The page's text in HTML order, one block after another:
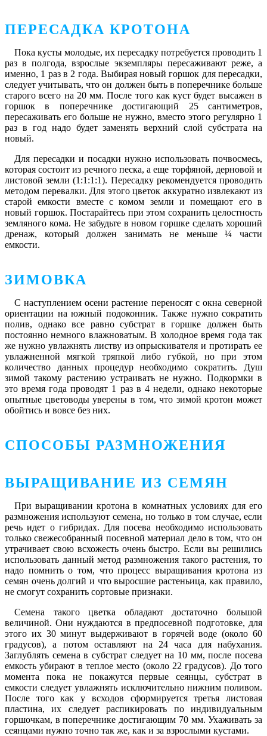
ПЕРЕСАДКА КРОТОНА
Пока кусты молодые, их пересадку потребуется проводить 1
раз в полгода, взрослые экземпляры пересаживают реже, а
именно, 1 раз в 2 года. Выбирая новый горшок для пересадки,
следует учитывать, что он должен быть в поперечнике больше
старого всего на 20 мм. После того как куст будет высажен в
горшок в поперечнике достигающий 25 сантиметров,
пересаживать его больше не нужно, вместо этого регулярно 1
раз в год надо будет заменять верхний слой субстрата на
новый.
Для пересадки и посадки нужно использовать почвосмесь,
которая состоит из речного песка, а еще торфяной, дерновой и
листовой земли (1:1:1:1). Пересадку рекомендуется проводить
методом перевалки. Для этого цветок аккуратно извлекают из
старой емкости вместе с комом земли и помещают его в
новый горшок. Постарайтесь при этом сохранить целостность
земляного кома. Не забудьте в новом горшке сделать хороший
дренаж, который должен занимать не меньше ¼ части
емкости.
ЗИМОВКА
С наступлением осени растение переносят с окна северной
ориентации на южный подоконник. Также нужно сократить
полив, однако все равно субстрат в горшке должен быть
постоянно немного влажноватым. В холодное время года так
же нужно увлажнять листву из опрыскивателя и протирать ее
увлажненной мягкой тряпкой либо губкой, но при этом
количество данных процедур необходимо сократить. Душ
зимой такому растению устраивать не нужно. Подкормки в
это время года проводят 1 раз в 4 недели, однако некоторые
опытные цветоводы уверены в том, что зимой кротон может
обойтись и вовсе без них.
СПОСОБЫ РАЗМНОЖЕНИЯ
ВЫРАЩИВАНИЕ ИЗ СЕМЯН
При выращивании кротона в комнатных условиях для его
размножения используют семена, но только в том случае, если
речь идет о гибридах. Для посева необходимо использовать
только свежесобранный посевной материал дело в том, что он
утрачивает свою всхожесть очень быстро. Если вы решились
использовать данный метод размножения такого растения, то
надо помнить о том, что процесс выращивания кротона из
семян очень долгий и что выросшие растеньица, как правило,
не смогут сохранить сортовые признаки.
Семена такого цветка обладают достаточно большой
величиной. Они нуждаются в предпосевной подготовке, для
этого их 30 минут выдерживают в горячей воде (около 60
градусов), а потом оставляют на 24 часа для набухания.
Заглублять семена в субстрат следует на 10 мм, после посева
емкость убирают в теплое место (около 22 градусов). До того
момента пока не покажутся первые сеянцы, субстрат в
емкости следует увлажнять исключительно нижним поливом.
После того как у всходов сформируется третья листовая
пластина, их следует распикировать по индивидуальным
горшочкам, в поперечнике достигающим 70 мм. Ухаживать за
сеянцами нужно точно так же, как и за взрослыми кустами.